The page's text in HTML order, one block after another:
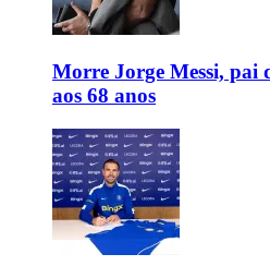
Morre Jorge Messi, pai
aos 68 anos